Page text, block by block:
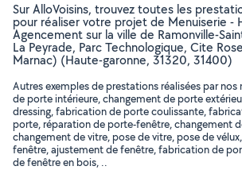
Sur AlloVoisins, trouvez toutes les
pour réaliser votre projet de Menuiserie -
Agencement sur la ville de Ramonville-
La Peyrade, Parc Technologique, Cite
Marnac) (Haute-garonne, 31320, 31400)
Autres exemples de prestations réalisées par
de porte intérieure, changement de porte
dressing, fabrication de porte coulissante,
porte, réparation de porte-fenêtre, changement
changement de vitre, pose de vitre, pose de
fenêtre, ajustement de fenêtre, fabrication de
de fenêtre en bois, ..